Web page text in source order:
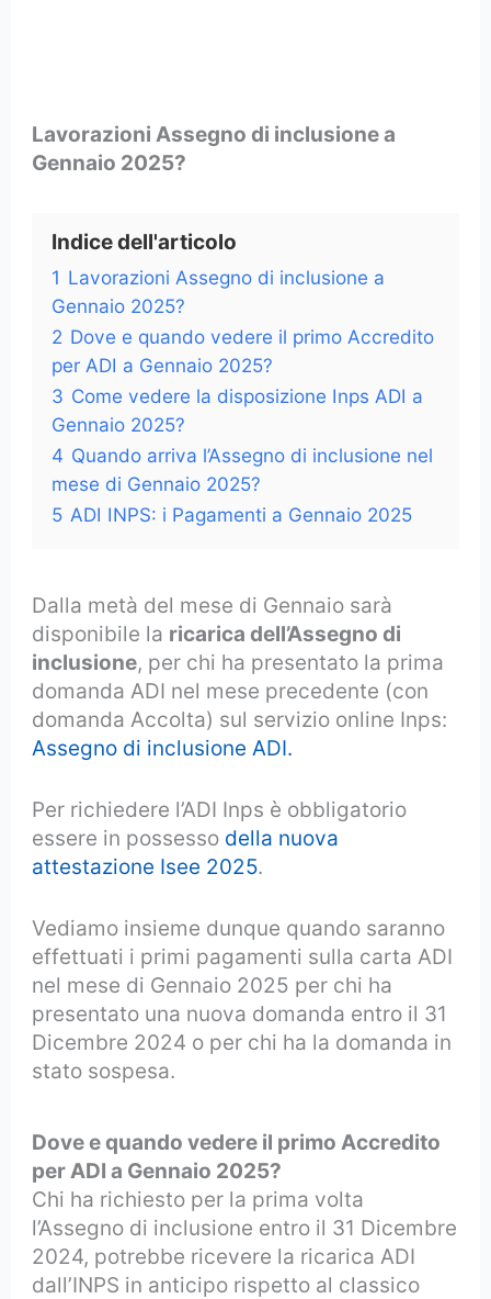
Lavorazioni Assegno di inclusione a
Gennaio 2025?
Indice dell'articolo
1 Lavorazioni Assegno di inclusione a
Gennaio 2025?
2 Dove e quando vedere il primo Accredito
per ADI a Gennaio 2025?
3 Come vedere la disposizione Inps ADI a
Gennaio 2025?
4 Quando arriva l’Assegno di inclusione nel
mese di Gennaio 2025?
5 ADI INPS: i Pagamenti a Gennaio 2025
Dalla metà del mese di Gennaio sarà
disponibile la ricarica dell’Assegno di
inclusione, per chi ha presentato la prima
domanda ADI nel mese precedente (con
domanda Accolta) sul servizio online Inps:
Assegno di inclusione ADI.
Per richiedere l’ADI Inps è obbligatorio
essere in possesso della nuova
attestazione Isee 2025.
Vediamo insieme dunque quando saranno
effettuati i primi pagamenti sulla carta ADI
nel mese di Gennaio 2025 per chi ha
presentato una nuova domanda entro il 31
Dicembre 2024 o per chi ha la domanda in
stato sospesa.
Dove e quando vedere il primo Accredito
per ADI a Gennaio 2025?
Chi ha richiesto per la prima volta
l’Assegno di inclusione entro il 31 Dicembre
2024, potrebbe ricevere la ricarica ADI
dall’INPS in anticipo rispetto al classico